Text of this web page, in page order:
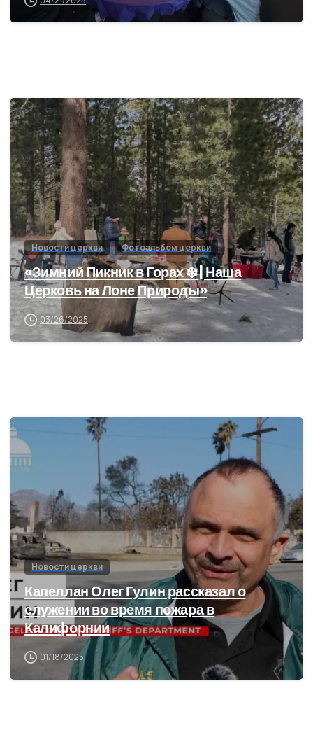
12
Новости церкви Фотоальбом церкви
«Зимний Пикник в Горах ❄️ | Наша
Церковь на Лоне Природы»
03/26/2025
Новости церкви
Капеллан Олег Гулин рассказал о
служении во время пожара в
Калифорнии
01/18/2025